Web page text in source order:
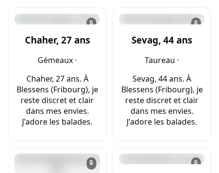
🔒
Chaher, 27 ans
Gémeaux ·
Chaher, 27 ans. À
Blessens (Fribourg), je
reste discret et clair
dans mes envies.
J'adore les balades.
🔒
Sevag, 44 ans
Taureau ·
Sevag, 44 ans. À
Blessens (Fribourg), je
reste discret et clair
dans mes envies.
J'adore les balades.
🔒 🔒